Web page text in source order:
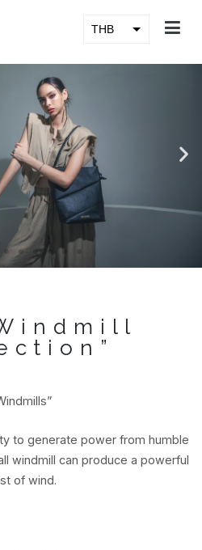
THB
to generate power from humble
windmill can produce a powerful
of wind.